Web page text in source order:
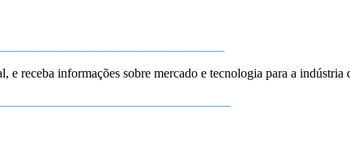
e receba informações sobre mercado e tecnologia para a indústria